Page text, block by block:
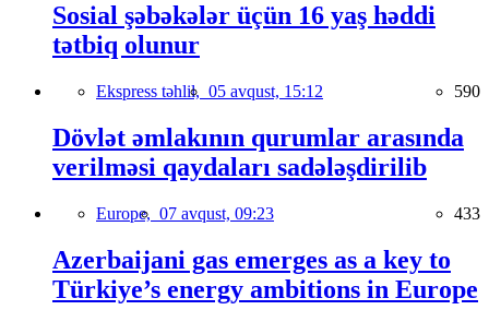
Sosial şəbəkələr üçün 16 yaş həddi
tətbiq olunur
Ekspress təhlil, 05 avqust, 15:12 590
Dövlət əmlakının qurumlar arasında
verilməsi qaydaları sadələşdirilib
Europe, 07 avqust, 09:23 433
Azerbaijani gas emerges as a key to
Türkiye’s energy ambitions in Europe